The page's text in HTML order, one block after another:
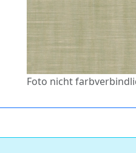
Foto nicht